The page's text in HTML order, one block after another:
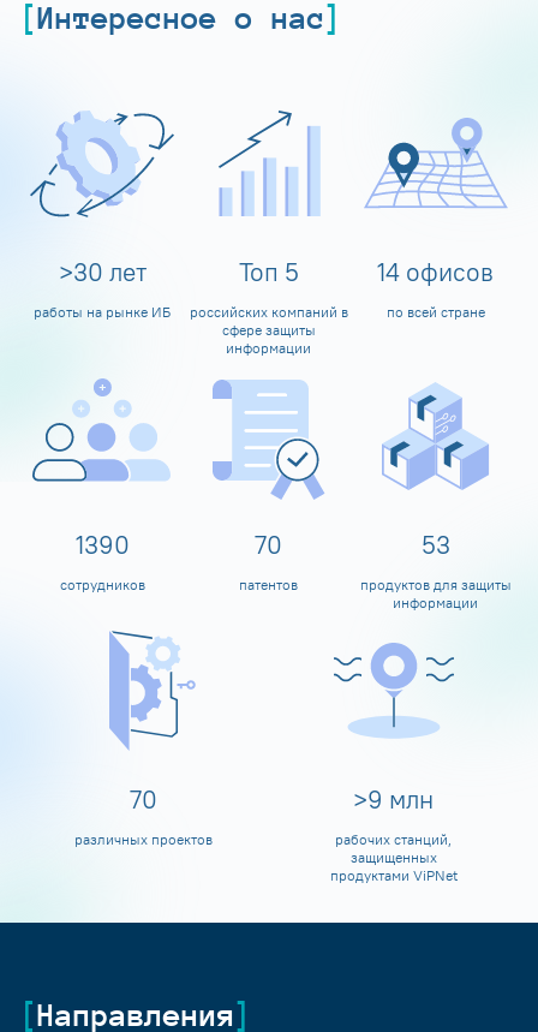
Интересное о нас
>30 лет
работы на рынке ИБ
Топ 5
российских компаний в
сфере защиты
информации
14 офисов
по всей стране
1594
сотрудников
80
патентов
60
продуктов для защиты
информации
80
различных проектов
>10 млн
рабочих станций,
защищенных
продуктами ViPNet
Направления